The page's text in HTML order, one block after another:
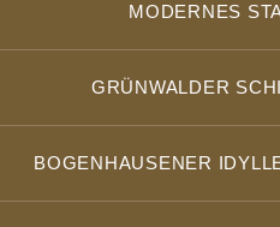
MODERNES
GRÜNWALDER
BOGENHAUSENER